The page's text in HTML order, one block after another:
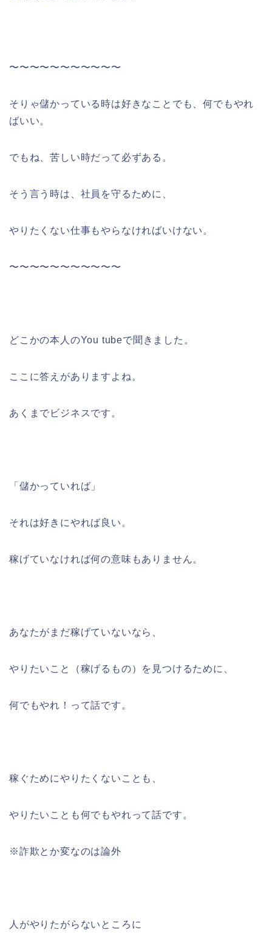
〜〜〜〜〜〜〜〜〜〜〜
そりゃ儲かっている時は好きなことでも、何でもやれ
ばいい。
でもね、苦しい時だって必ずある。
そう言う時は、社員を守るために、
やりたくない仕事もやらなければいけない。
〜〜〜〜〜〜〜〜〜〜〜
どこかの本人のYou tubeで聞きました。
ここに答えがありますよね。
あくまでビジネスです。
「儲かっていれば」
それは好きにやれば良い。
稼げていなければ何の意味もありません。
あなたがまだ稼げていないなら、
やりたいこと（稼げるもの）を見つけるために、
何でもやれ！って話です。
稼ぐためにやりたくないことも、
やりたいことも何でもやれって話です。
※詐欺とか変なのは論外
人がやりたがらないところに